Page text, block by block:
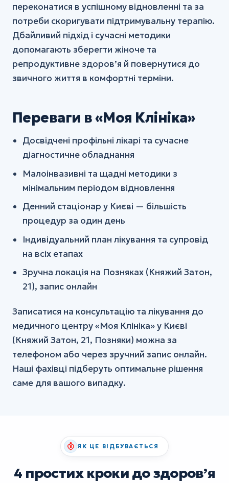
переконатися в успішному відновленні та за
потреби скоригувати підтримувальну терапію.
Дбайливий підхід і сучасні методики
допомагають зберегти жіноче та
репродуктивне здоров’я й повернутися до
звичного життя в комфортні терміни.
Переваги в «Моя Клініка»
Досвідчені профільні лікарі та сучасне
діагностичне обладнання
Малоінвазивні та щадні методики з
мінімальним періодом відновлення
Денний стаціонар у Києві — більшість
процедур за один день
Індивідуальний план лікування та супровід
на всіх етапах
Зручна локація на Позняках (Княжий Затон,
21), запис онлайн
Записатися на консультацію та лікування до
медичного центру «Моя Клініка» у Києві
(Княжий Затон, 21, Позняки) можна за
телефоном або через зручний запис онлайн.
Наші фахівці підберуть оптимальне рішення
саме для вашого випадку.
ЯК ЦЕ ВІДБУВАЄТЬСЯ
4 простих кроки до здоровʼя